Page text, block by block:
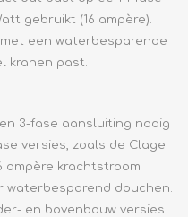
gebruikt (16 ampère).
een waterbesparende
kranen past.
3-fase aansluiting nodig
versies, zoals de Clage
ampère krachtstroom
waterbesparend douchen.
en bovenbouw versies.